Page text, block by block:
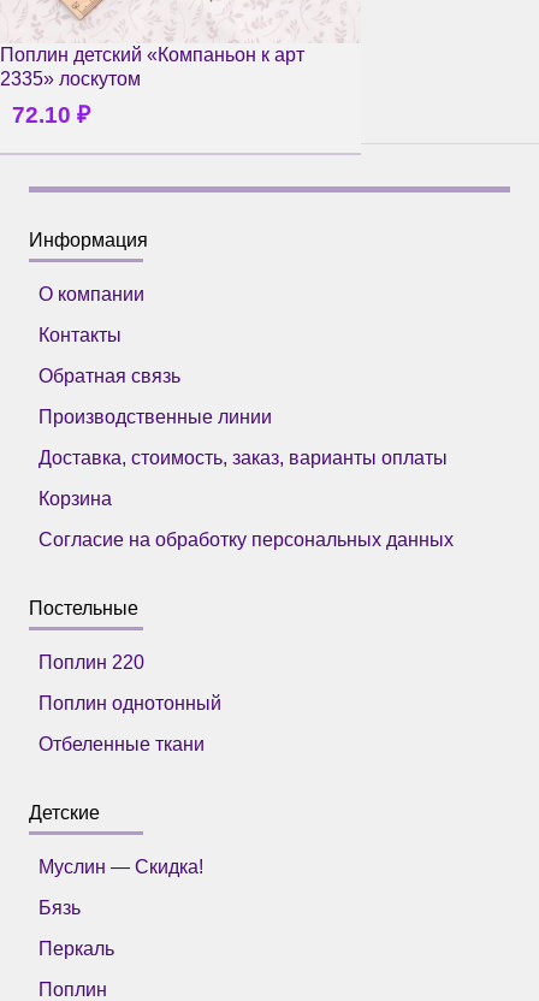
Поплин детский «Компаньон к арт
2335» лоскутом
72.10 ₽
Информация
О компании
Контакты
Обратная связь
Производственные линии
Доставка, стоимость, заказ, варианты оплаты
Корзина
Согласие на обработку персональных данных
Постельные
Поплин 220
Поплин однотонный
Отбеленные ткани
Детские
Муслин — Скидка!
Бязь
Перкаль
Поплин